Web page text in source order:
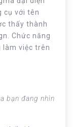
cụ với tên
thấy thành
Chức năng
làm việc trên
bạn đang nhìn